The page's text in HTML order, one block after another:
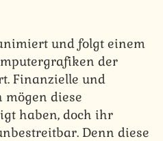
und folgt einem
der
Finanzielle und
diese
haben, doch ihr
Denn diese